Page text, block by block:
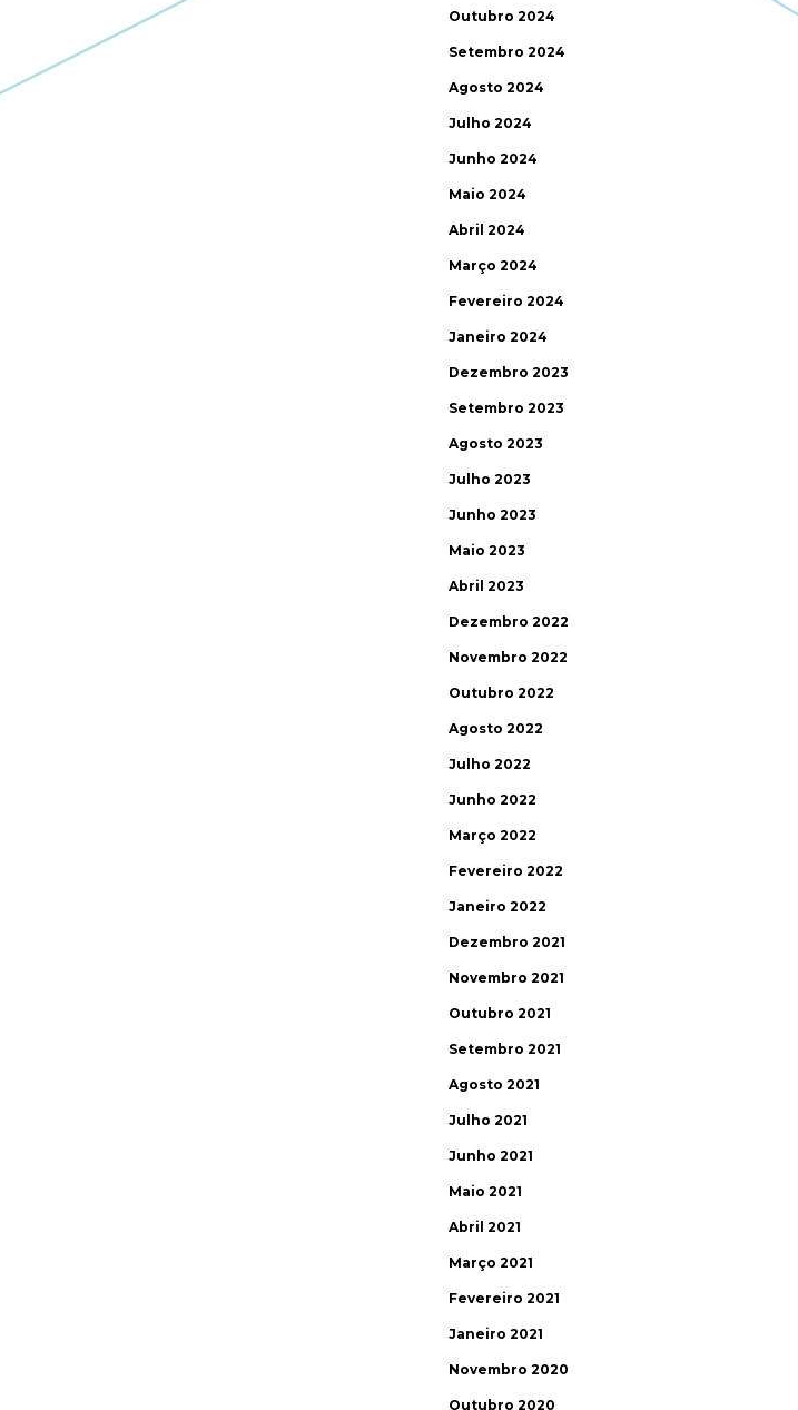
Outubro 2024
Setembro 2024
Agosto 2024
Julho 2024
Junho 2024
Maio 2024
Abril 2024
Março 2024
Fevereiro 2024
Janeiro 2024
Dezembro 2023
Setembro 2023
Agosto 2023
Julho 2023
Junho 2023
Maio 2023
Abril 2023
Dezembro 2022
Novembro 2022
Outubro 2022
Agosto 2022
Julho 2022
Junho 2022
Março 2022
Fevereiro 2022
Janeiro 2022
Dezembro 2021
Novembro 2021
Outubro 2021
Setembro 2021
Agosto 2021
Julho 2021
Junho 2021
Maio 2021
Abril 2021
Março 2021
Fevereiro 2021
Janeiro 2021
Novembro 2020
Outubro 2020